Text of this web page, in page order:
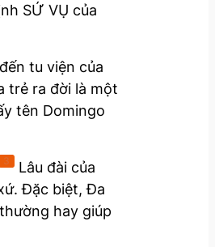
SỨ VỤ của
tu viện của
trẻ ra đời là một
tên Domingo
3
Lâu đài của
Đặc biệt, Đa
hay giúp